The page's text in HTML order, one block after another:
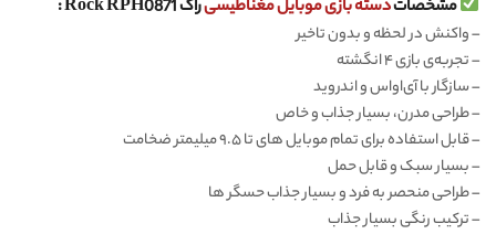
مشخصاتدسته بازی موبایل مغناطیسیراک Rock RPH0871 :
–واکنش در لحظه و بدون تاخیر
–تجربه‌ی بازی ۴ انگشته
–سازگار با آی‌او‌اس و اندروید
–طراحی مدرن، بسیار جذاب و خاص
–قابل استفاده برای تمام موبایل های تا ۹.۵ میلیمتر ضخامت
–بسیار سبک و قابل حمل
–طراحی منحصر به فرد و بسیار جذاب حسگر ها
–ترکیب رنگی بسیار جذاب